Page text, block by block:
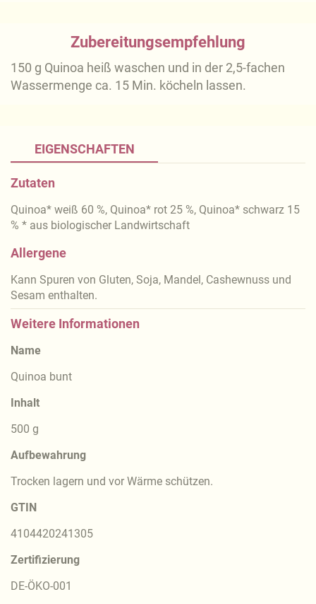
Zubereitungsempfehlung
150 g Quinoa heiß waschen und in der 2,5-fachen
Wassermenge ca. 15 Min. köcheln lassen.
EIGENSCHAFTEN
Zutaten
Quinoa* weiß 60 %, Quinoa* rot 25 %, Quinoa* schwarz 15
% * aus biologischer Landwirtschaft
Allergene
Kann Spuren von Gluten, Soja, Mandel, Cashewnuss und
Sesam enthalten.
Weitere Informationen
Name
Quinoa bunt
Inhalt
500 g
Aufbewahrung
Trocken lagern und vor Wärme schützen.
GTIN
4104420241305
Zertifizierung
DE-ÖKO-001